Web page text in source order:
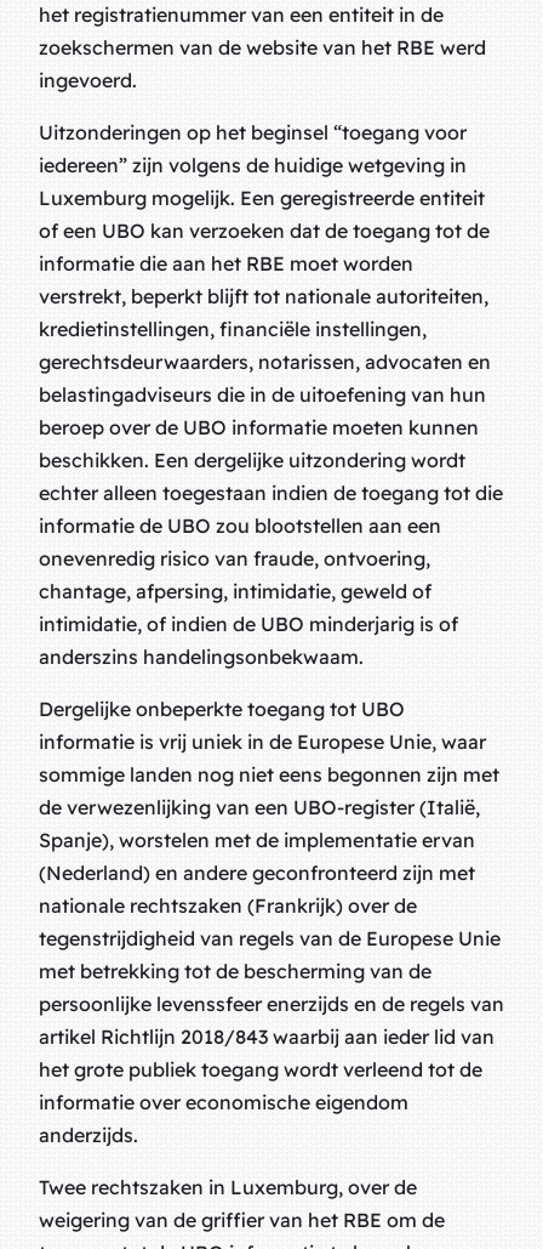
het registratienummer van een entiteit in de
zoekschermen van de website van het RBE werd
ingevoerd.
Uitzonderingen op het beginsel “toegang voor
iedereen” zijn volgens de huidige wetgeving in
Luxemburg mogelijk. Een geregistreerde entiteit
of een UBO kan verzoeken dat de toegang tot de
informatie die aan het RBE moet worden
verstrekt, beperkt blijft tot nationale autoriteiten,
kredietinstellingen, financiële instellingen,
gerechtsdeurwaarders, notarissen, advocaten en
belastingadviseurs die in de uitoefening van hun
beroep over de UBO informatie moeten kunnen
beschikken. Een dergelijke uitzondering wordt
echter alleen toegestaan indien de toegang tot die
informatie de UBO zou blootstellen aan een
onevenredig risico van fraude, ontvoering,
chantage, afpersing, intimidatie, geweld of
intimidatie, of indien de UBO minderjarig is of
anderszins handelingsonbekwaam.
Dergelijke onbeperkte toegang tot UBO
informatie is vrij uniek in de Europese Unie, waar
sommige landen nog niet eens begonnen zijn met
de verwezenlijking van een UBO-register (Italië,
Spanje), worstelen met de implementatie ervan
(Nederland) en andere geconfronteerd zijn met
nationale rechtszaken (Frankrijk) over de
tegenstrijdigheid van regels van de Europese Unie
met betrekking tot de bescherming van de
persoonlijke levenssfeer enerzijds en de regels van
artikel Richtlijn 2018/843 waarbij aan ieder lid van
het grote publiek toegang wordt verleend tot de
informatie over economische eigendom
anderzijds.
Twee rechtszaken in Luxemburg, over de
weigering van de griffier van het RBE om de